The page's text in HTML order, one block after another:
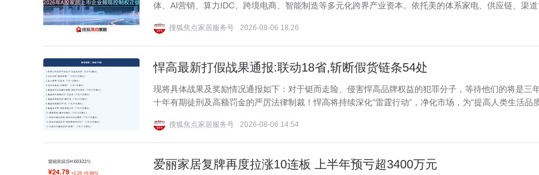
体、AI营销、算力IDC、跨境电商、智能制造等多元化跨界产业资本。依托美的体系家电、供应链、渠道
搜狐焦点家居服务号 2026-08-06 18:26
悍高最新打假战果通报:联动18省,斩断假货链条54处
现将具体战果及奖励情况通报如下：对于铤而走险、侵害悍高品牌权益的犯罪分子，等待他们的将是三
十年有期徒刑及高额罚金的严厉法律制裁！悍高将持续深化“雷霆行动”，净化市场，为“提高人类生活品质
搜狐焦点家居服务号 2026-08-06 14:54
爱丽家居复牌再度拉涨10连板 上半年预亏超3400万元